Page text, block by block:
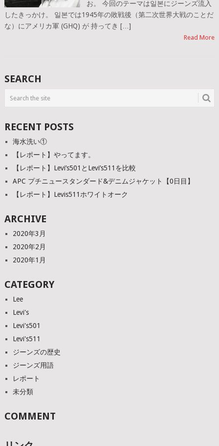
お。 今回のテーマは일본にジーンズ流入
したきっかけ。 일본では1945年の敗戦後（第二次世界大戦のことだ
な）にアメリカ軍 (GHQ) が 持ってき […]
Read More
SEARCH
RECENT POSTS
海水洗い①
【レポート】やってます。
【レポート】Levi’s501とLevi’s511を比較
APC プチニュースタンダード&デニムジャケット【0日目】
【レポート】Levis511ホワイトオーク
ARCHIVE
2020年3月
2020年2月
2020年1月
CATEGORY
Lee
Levi's
Levi's501
Levi's511
ジーンズの歴史
ジーンズ用語
レポート
未分類
COMMENT